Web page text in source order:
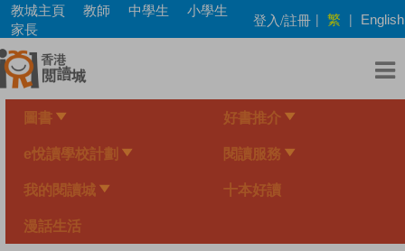
Skip
main
content
教城主頁 教師 中學生
小學生
家長
登入/註冊 | 繁 | English
圖書 好書推介
e悅讀學校計劃 閱讀服務
我的閱讀城 十本好讀
漫話生活